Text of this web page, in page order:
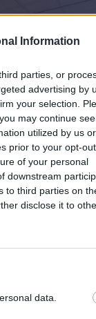
Information
parties, or
advertising by
your selection.
may continue
utilized by us or
prior to your opt-
of your personal
downstream
to third parties on
disclose it to
data.
PiS.
zapowiedział,